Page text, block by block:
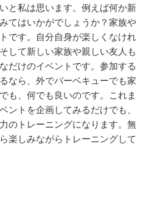
と私は思います。例えば何か新
てはいかがでしょうか？家族や
です。自分自身が楽しくなけれ
して新しい家族や親しい友人も
だけのイベントです。参加する
なら、外でバーベキューでも家
も、何でも良いのです。これま
ントを企画してみるだけでも、
のトレーニングになります。無
楽しみながらトレーニングして